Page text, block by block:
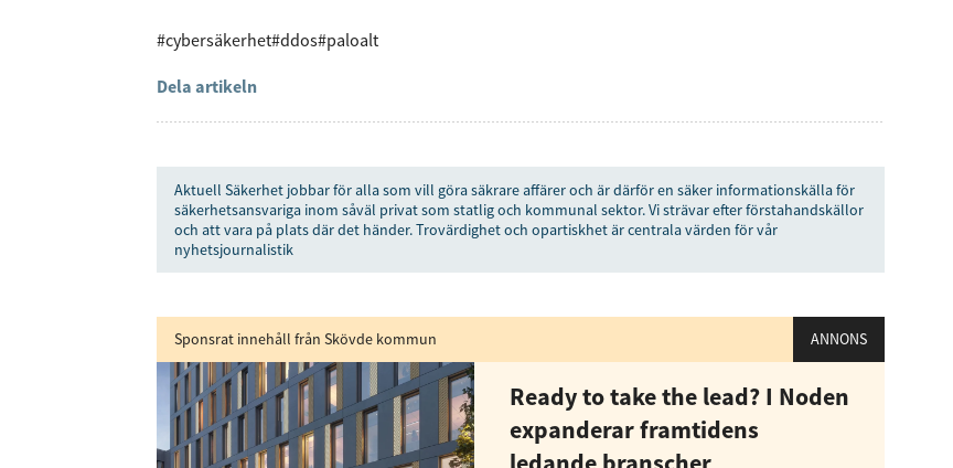
#cybersäkerhet#ddos#paloalt
Dela artikeln
Aktuell Säkerhet jobbar för alla som vill göra säkrare affärer och är därför en säker informationskälla för
säkerhetsansvariga inom såväl privat som statlig och kommunal sektor. Vi strävar efter förstahandskällor
och att vara på plats där det händer. Trovärdighet och opartiskhet är centrala värden för vår
nyhetsjournalistik
Sponsrat innehåll från Skövde kommun ANNONS
Ready to take the lead? I Noden
expanderar framtidens